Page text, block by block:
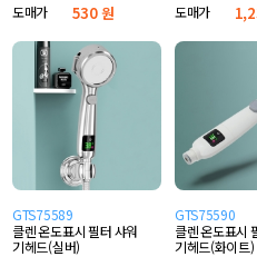
도매가
530 원
도매가
GTS75589
클렌 온도표시 필터 샤워
기헤드(실버)
GTS75590
클렌 온도표시
기헤드(화이트)